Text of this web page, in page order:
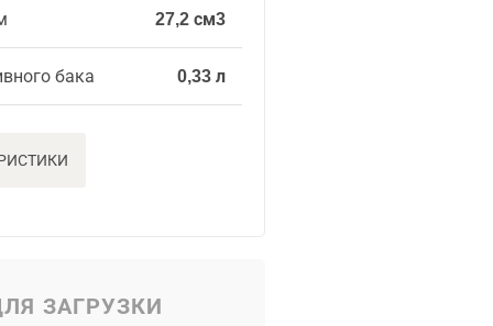
27,2 см3
бака 0,33 л
ЗАГРУЗКИ